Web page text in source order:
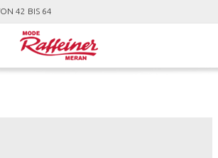
42 BIS 64